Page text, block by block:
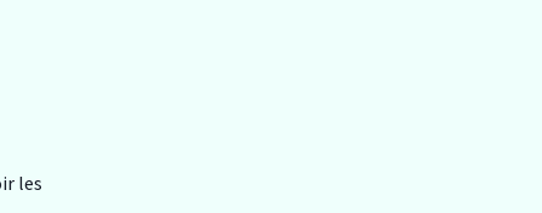
les